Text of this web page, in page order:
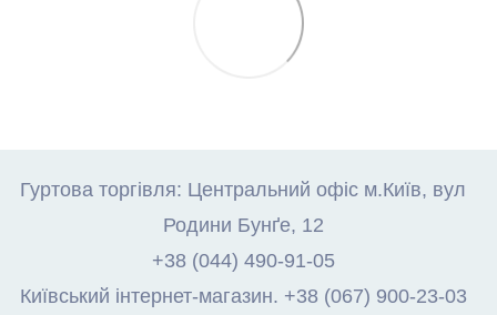
Гуртова торгівля: Центральний офіс м.Київ, вул
Родини Бунґе, 12
+38 (044) 490-91-05
Київський інтернет-магазин. +38 (067) 900-23-03